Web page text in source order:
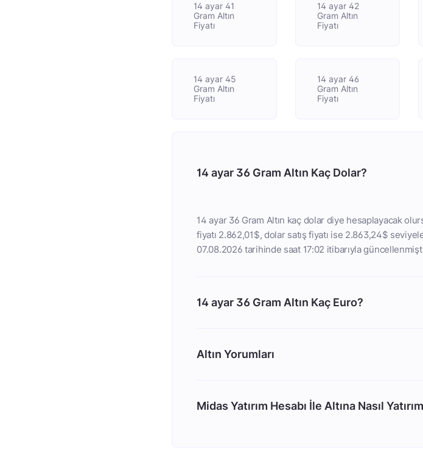
14 ayar 41
Gram Altın
Fiyatı
14 ayar 42
Gram Altın
Fiyatı
14 ayar 45
Gram Altın
Fiyatı
14 ayar 46
Gram Altın
Fiyatı
14 ayar 36 Gram Altın Kaç Dolar?
14 ayar 36 Gram Altın kaç dolar diye hesaplayacak
fiyatı 2.862,01$, dolar satış fiyatı ise 2.863,24$
07.08.2026 tarihinde saat 17:02 itibarıyla
14 ayar 36 Gram Altın Kaç Euro?
Altın Yorumları
Midas Yatırım Hesabı İle Altına Nasıl